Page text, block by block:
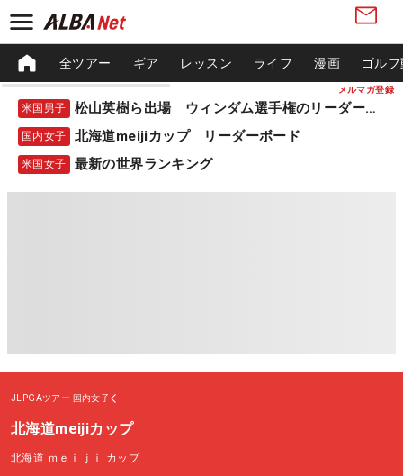
メルマガ登録
全ツアー ギア レッスン ライフ 漫画 ゴル
米国男子 松山英樹ら出場 ウィンダム選手権のリーダーボード
国内女子 北海道meijiカップ リーダーボード
米国女子 最新の世界ランキング
JLPGAツアー 国内女子
北海道meijiカップ
北海道 ｍｅｉｊｉ カップ